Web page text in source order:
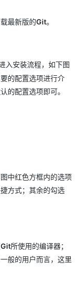
最新版的Git。
入安装流程，如下图
的配置选项进行介
的配置选项即可。
中红色方框内的选项
方式；其余的勾选
Git所使用的编译器；
般的用户而言，这里